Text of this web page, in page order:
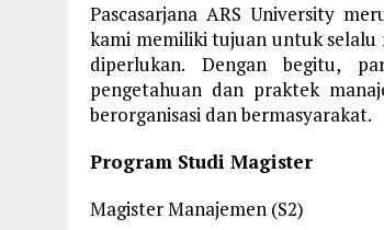
Pascasarjana ARS University
kami memiliki tujuan untuk selalu
diperlukan. Dengan begitu,
pengetahuan dan praktek
berorganisasi dan bermasyarakat.
Program Studi Magister
Magister Manajemen (S2)